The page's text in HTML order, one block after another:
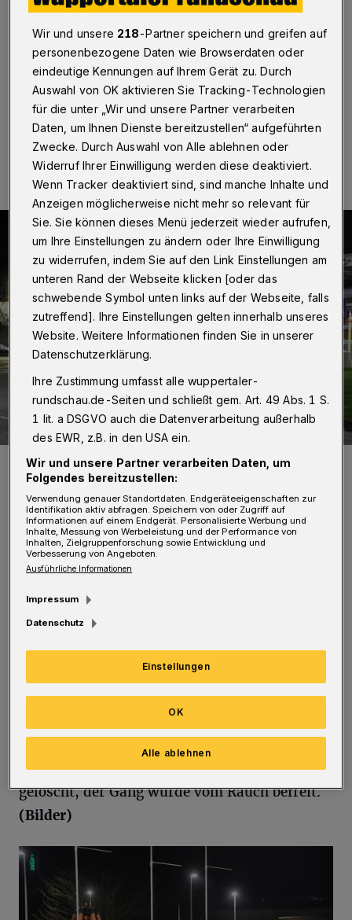
Wuppertal·Die Wuppertaler Feuerwehr musste am
Freitagabend (15. Dezember 2023) zum
Müllheizkraftwerk auf Küllenhahn ausrücken.
15.12.2023 , 21:38 Uhr Eine Minute Lesezeit
Die Feuerwehr vor der Haupteinfahrt.
Foto: Christoph Petersen
In einem Gang hatte ein Elektromotor
gebrannt. Die von der
Abfallwirtschaftsgesellschaft als Betreiberin
für diese Fälle vorgeschriebene
Alarmierungskette funktionierte einwandfrei.
Und so traf der Löschzug der Freiwilligen
Feuerwehr Hahnerberg, die sich in
wenigen Minuten ein. Die Flammen wurden
gelöscht, der Gang wurde vom Rauch befreit.
(Bilder)
Wir und unsere 218-Partner speichern und greifen auf
personenbezogene Daten wie Browserdaten oder
eindeutige Kennungen auf Ihrem Gerät zu. Durch
Auswahl von OK aktivieren Sie Tracking-Technologien
für die unter „Wir und unsere Partner verarbeiten
Daten, um Ihnen Dienste bereitzustellen“ aufgeführten
Zwecke. Durch Auswahl von Alle ablehnen oder
Widerruf Ihrer Einwilligung werden diese deaktiviert.
Wenn Tracker deaktiviert sind, sind manche Inhalte und
Anzeigen möglicherweise nicht mehr so relevant für
Sie. Sie können dieses Menü jederzeit wieder aufrufen,
um Ihre Einstellungen zu ändern oder Ihre Einwilligung
zu widerrufen, indem Sie auf den Link Einstellungen am
unteren Rand der Webseite klicken [oder das
schwebende Symbol unten links auf der Webseite, falls
zutreffend]. Ihre Einstellungen gelten innerhalb unseres
Website. Weitere Informationen finden Sie in unserer
Datenschutzerklärung.
Ihre Zustimmung umfasst alle wuppertaler-
rundschau.de-Seiten und schließt gem. Art. 49 Abs. 1 S.
1 lit. a DSGVO auch die Datenverarbeitung außerhalb
des EWR, z.B. in den USA ein.
Wir und unsere Partner verarbeiten Daten, um
Folgendes bereitzustellen:
Verwendung genauer Standortdaten. Endgeräteeigenschaften zur
Identifikation aktiv abfragen. Speichern von oder Zugriff auf
Informationen auf einem Endgerät. Personalisierte Werbung und
Inhalte, Messung von Werbeleistung und der Performance von
Inhalten, Zielgruppenforschung sowie Entwicklung und
Verbesserung von Angeboten.
Ausführliche Informationen
Impressum
Datenschutz
Einstellungen
Alle ablehnen
OK